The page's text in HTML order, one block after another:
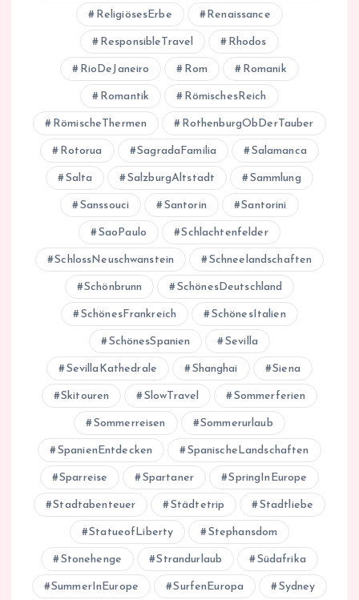
ReligiösesErbe Renaissance
ResponsibleTravel Rhodos
RioDeJaneiro Rom Romanik
Romantik RömischesReich
RömischeThermen RothenburgObDerTauber
Rotorua SagradaFamilia Salamanca
Salta SalzburgAltstadt Sammlung
Sanssouci Santorin Santorini
SaoPaulo Schlachtenfelder
SchlossNeuschwanstein Schneelandschaften
Schönbrunn SchönesDeutschland
SchönesFrankreich SchönesItalien
SchönesSpanien Sevilla
SevillaKathedrale Shanghai Siena
Skitouren SlowTravel Sommerferien
Sommerreisen Sommerurlaub
SpanienEntdecken SpanischeLandschaften
Sparreise Spartaner SpringInEurope
Stadtabenteuer Städtetrip Stadtliebe
StatueofLiberty Stephansdom
Stonehenge Strandurlaub Südafrika
SummerInEurope SurfenEuropa Sydney